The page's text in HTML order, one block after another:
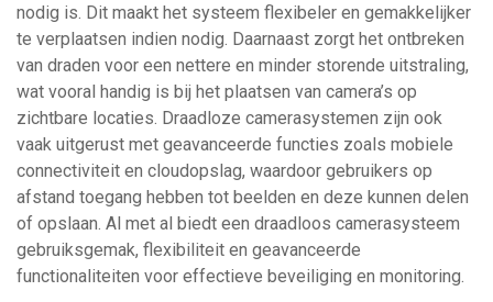
nodig is. Dit maakt het systeem flexibeler en gemakkelijker
te verplaatsen indien nodig. Daarnaast zorgt het ontbreken
van draden voor een nettere en minder storende uitstraling,
wat vooral handig is bij het plaatsen van camera’s op
zichtbare locaties. Draadloze camerasystemen zijn ook
vaak uitgerust met geavanceerde functies zoals mobiele
connectiviteit en cloudopslag, waardoor gebruikers op
afstand toegang hebben tot beelden en deze kunnen delen
of opslaan. Al met al biedt een draadloos camerasysteem
gebruiksgemak, flexibiliteit en geavanceerde
functionaliteiten voor effectieve beveiliging en monitoring.